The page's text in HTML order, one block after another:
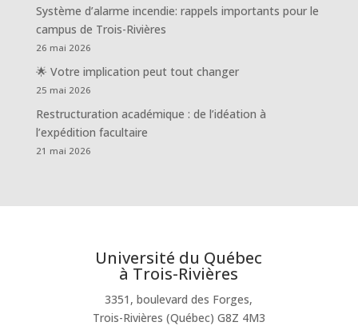
Système d’alarme incendie: rappels importants pour le
campus de Trois-Rivières
26 mai 2026
🌟 Votre implication peut tout changer
25 mai 2026
Restructuration académique : de l’idéation à
l’expédition facultaire
21 mai 2026
Université du Québec
à Trois-Rivières
3351, boulevard des Forges,
Trois-Rivières (Québec) G8Z 4M3